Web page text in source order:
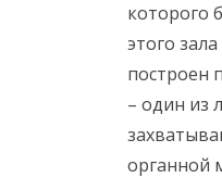
которого
этого
построен
– один из
органной